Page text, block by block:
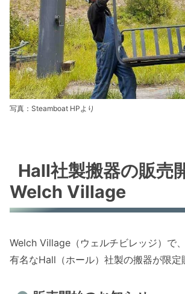
写真：Steamboat HPより
Hall社製搬器の販売
Welch Village
Welch Village（ウェルチビレッジ）で
有名なHall（ホール）社製の搬器が限定